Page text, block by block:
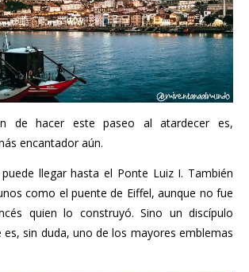
de hacer este paseo al atardecer es,
encantador aún.
llegar hasta el Ponte Luiz I. También
como el puente de Eiffel, aunque no fue
quien lo construyó. Sino un discípulo
es, sin duda, uno de los mayores emblemas